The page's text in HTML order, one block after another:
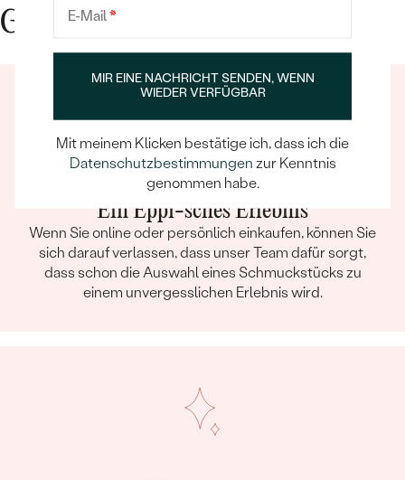
Gute Gründe für Eppi
Ein Eppi-sches Erlebnis
Wenn Sie online oder persönlich einkaufen, können Sie
sich darauf verlassen, dass unser Team dafür sorgt,
dass schon die Auswahl eines Schmuckstücks zu
einem unvergesslichen Erlebnis wird.
E-Mail*
MIR EINE NACHRICHT SENDEN, WENN
WIEDER VERFÜGBAR
Mit meinem Klicken bestätige ich, dass ich die
Datenschutzbestimmungen zur Kenntnis
genommen habe.